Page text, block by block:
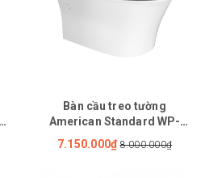
Bàn cầu treo tường
American Standard WP-
2131
7.150.000₫ 8.000.000₫